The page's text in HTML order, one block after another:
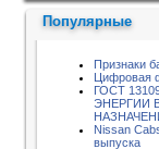
Популярные
Признаки
Цифровая
ГОСТ
ЭНЕРГИИ
Nissan
выпуска